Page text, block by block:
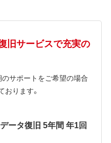
旧サービスで充実の
サポートをご希望の場合
おります。
ータ復旧 5年間 年1回